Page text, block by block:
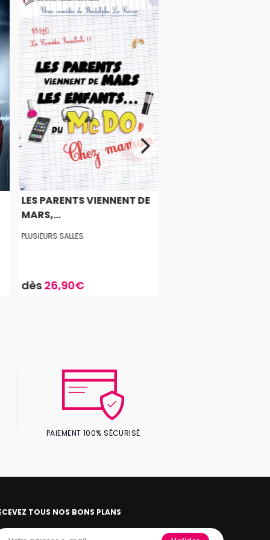
LES PARENTS VIENNENT DE
MARS,...
PLUSIEURS SALLES
dès26,90€
PAIEMENT 100% SÉCURISÉ
TOUS NOS BONS PLANS